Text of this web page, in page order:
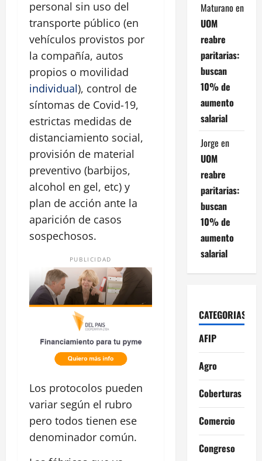
personal sin uso del
transporte público (en
vehículos provistos por
la compañía, autos
propios o movilidad
individual), control de
síntomas de Covid-19,
estrictas medidas de
distanciamiento social,
provisión de material
preventivo (barbijos,
alcohol en gel, etc) y
plan de acción ante la
aparición de casos
sospechosos.
PUBLICIDAD
Los protocolos pueden
variar según el rubro
pero todos tienen ese
denominador común.
Maturano en
UOM
reabre
paritarias:
buscan
10% de
aumento
salarial
Jorge en
UOM
reabre
paritarias:
buscan
10% de
aumento
salarial
CATEGORIAS
AFIP
Agro
Coberturas
Comercio
Congreso